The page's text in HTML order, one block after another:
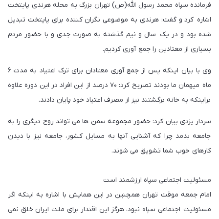
فرمانده سپاه محمد رسول الله(ص) تهران بزرگ به محله هرندی پایتخت
اشاره کرد و گفت: هرندی به موضوعی نگران کننده برای پایتخت تبدیل
شده بود و در یک سال و نیم گذشته به صورت جدی و با حضور مردم
بسیاری از معتادین را جمع آوری کردیم.
وی با بیان اینکه پس از جمع آوری معتادان برای ترک اعتیاد به مدت ۶
ماه میهمان ما بودند تصریح کرد: ۷۰ درصد از این افراد در این دوره علاوه
براینکه به خانه برگشتند نیز از مصرف اعتیاد خود پایان دادند.
سردار یزدی بیان کرد: حضور مجموعه سمن ها می تواند روح دیگری را به
جامعه بدمد چرا که آشنایی آنها به مسایل کشور، جامعه نیز با دیدن
کارهای خوب شما تشویق می شوند.
مسئولیت اجتماعی سپاه ارزشمند است
امام جمعه موقت تهران همچنین در این همایش با اشاره به اینکه اگر
مسئولیت اجتماعی سپاه نبود، هرگز این اقتدار برای ملت ایران خلق نمی